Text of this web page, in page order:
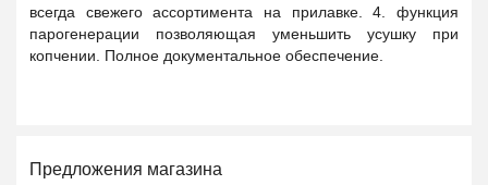
всегда свежего ассортимента на прилавке. 4. функция
парогенерации позволяющая уменьшить усушку при
копчении. Полное документальное обеспечение.
Предложения магазина